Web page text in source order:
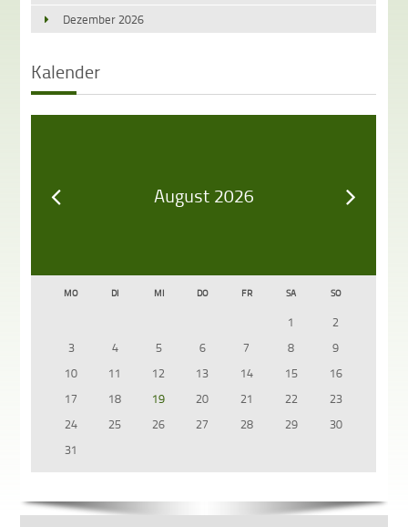
Dezember 2026
Kalender
August 2026
MO DI MI DO FR SA SO
1
2
3
4 5 6 7 8
9
10
11 12 13 14 15
16
17
18 19 20 21 22
23
24
25 26 27 28 29
30
31